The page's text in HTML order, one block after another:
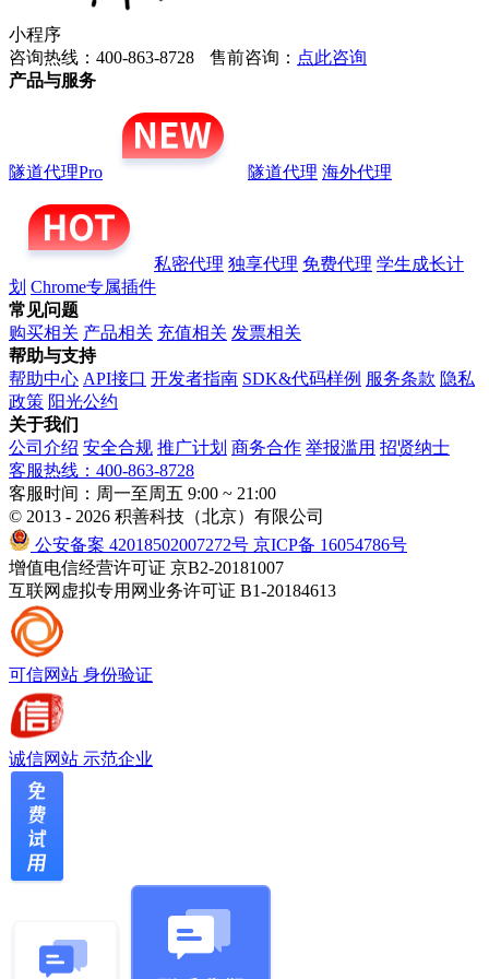
小程序
咨询热线：400-863-8728
售前咨询： 点此咨询
产品与服务
隧道代理Pro 隧道代理 海外代理
私密代理 独享代理 免费代理 学生成长计
划 Chrome专属插件
常见问题
购买相关 产品相关 充值相关 发票相关
帮助与支持
帮助中心 API接口 开发者指南 SDK&代码样例 服务条款 隐私
政策 阳光公约
关于我们
公司介绍 安全合规 推广计划 商务合作 举报滥用 招贤纳士
客服热线：400-863-8728
客服时间：周一至周五 9:00 ~ 21:00
© 2013 - 2026 积善科技（北京）有限公司
公安备案 42018502007272号 京ICP备 16054786号
增值电信经营许可证 京B2-20181007
互联网虚拟专用网业务许可证 B1-20184613
可信网站 身份验证
诚信网站 示范企业